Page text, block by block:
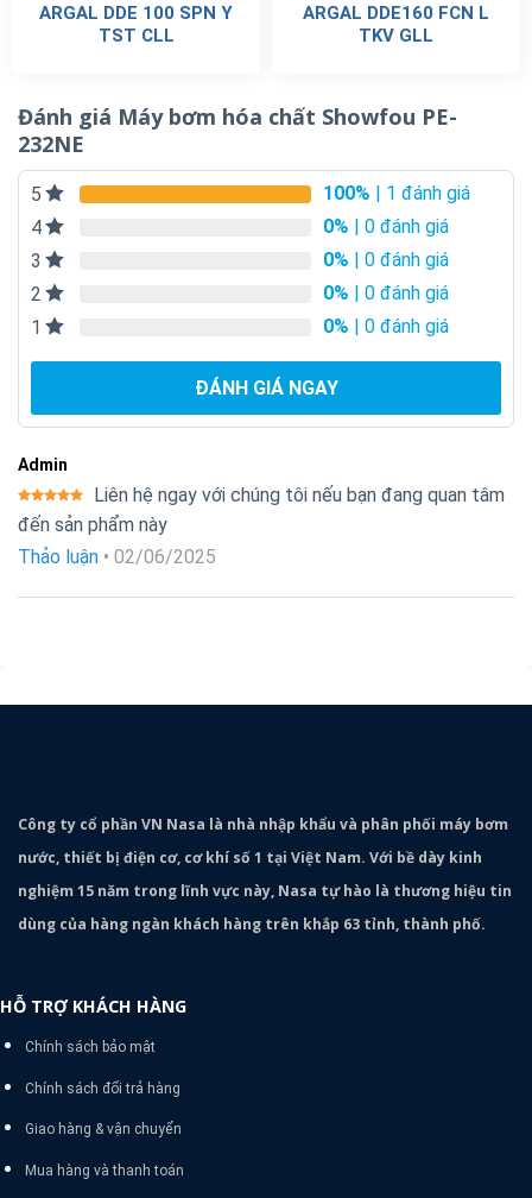
ARGAL DDE 100 SPN Y
TST CLL
ARGAL DDE160 FCN L
TKV GLL
Đánh giá Máy bơm hóa chất Showfou PE-
232NE
5 100% | 1 đánh giá
4
0% | 0 đánh giá
3
0% | 0 đánh giá
2
0% | 0 đánh giá
1
0% | 0 đánh giá
ĐÁNH GIÁ NGAY
Admin
Được xếp
hạng
55
Liên hệ ngay với chúng tôi nếu bạn đang quan tâm
đến sản phẩm này
Thảo luận • 02/06/2025
Công ty cổ phần VN Nasa là nhà nhập khẩu và phân phối máy bơm
nước, thiết bị điện cơ, cơ khí số 1 tại Việt Nam. Với bề dày kinh
nghiệm 15 năm trong lĩnh vực này, Nasa tự hào là thương hiệu tin
dùng của hàng ngàn khách hàng trên khắp 63 tỉnh, thành phố.
HỖ TRỢ KHÁCH HÀNG
Chính sách bảo mật
Chính sách đổi trả hàng
Giao hàng & vận chuyển
Mua hàng và thanh toán